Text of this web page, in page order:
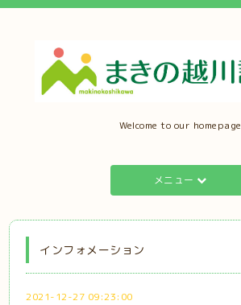
Welcome to our homepage
メニュー
インフォメーション
2021-12-27 09:23:00